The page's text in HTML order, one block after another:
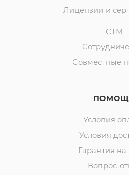
Лицензии и
СТМ
Совместные
Условия
Условия
Гарантия на
Вопрос-